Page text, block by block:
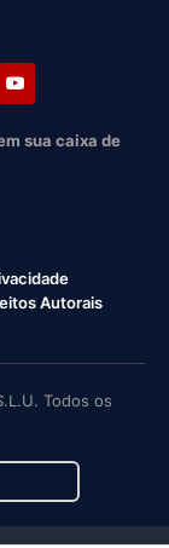
sua caixa de
Autorais
Todos os